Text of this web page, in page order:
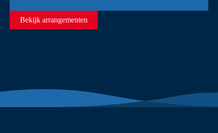
Bekijk arrangementen